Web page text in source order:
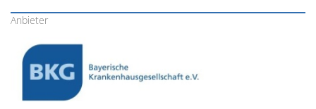
Anbieter